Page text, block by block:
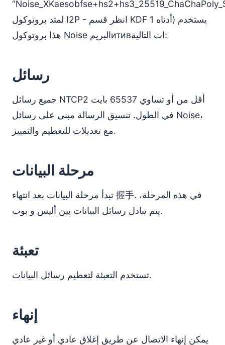
لمتد بروتوكول I2P - انظر قسم KDF 1 أدناه) يستخدم
هذا بروتوكول Noise البريمитивات التالية:
رسائل
جميع رسائل NTCP2 أقل من أو تساوي 65537 بايت
في الطول. تنسيق الرسالة مبني على رسائل Noise،
مع تعديلات للتعطيم والتمييز.
مرحلة البيانات
تبدأ مرحلة البيانات بعد انتهاء 握手. في هذه المرحلة،
يتم تبادل رسائل البيانات بين أليس و بوب.
تعبئة
تستخدم التعبئة لتعطيم رسائل البيانات.
إنهاء
يمكن إنهاء الاتصال عن طريق إغلاق عادي أو غير عادي